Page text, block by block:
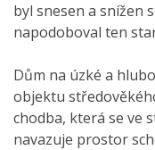
byl snesen a snížen
napodoboval ten
Dům na úzké a
objektu
chodba, která se ve
navazuje prostor